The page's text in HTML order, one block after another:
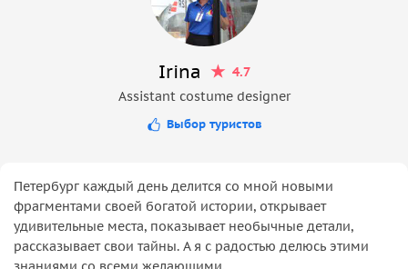
Irina
4.7
Assistant costume designer
Выбор туристов
Петербург каждый день делится со мной новыми
фрагментами своей богатой истории, открывает
удивительные места, показывает необычные детали,
рассказывает свои тайны. А я с радостью делюсь этими